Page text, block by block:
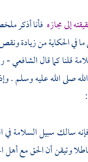
إلى مجازه فأنا أذكر
في الحكاية من زيادة
قلنا كما قالالشافعي-
صلى الله عليه وسلم .
سبيل السلامة في
وتيقن أن الحق معأهل